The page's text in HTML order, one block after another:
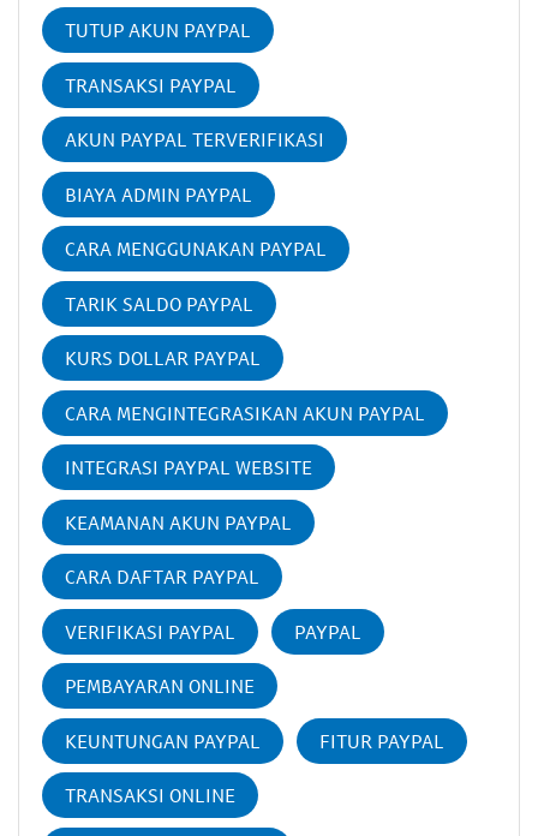
TUTUP AKUN PAYPAL
TRANSAKSI PAYPAL
AKUN PAYPAL TERVERIFIKASI
BIAYA ADMIN PAYPAL
CARA MENGGUNAKAN PAYPAL
TARIK SALDO PAYPAL
KURS DOLLAR PAYPAL
CARA MENGINTEGRASIKAN AKUN PAYPAL
INTEGRASI PAYPAL WEBSITE
KEAMANAN AKUN PAYPAL
CARA DAFTAR PAYPAL
VERIFIKASI PAYPAL PAYPAL
PEMBAYARAN ONLINE
KEUNTUNGAN PAYPAL FITUR PAYPAL
TRANSAKSI ONLINE